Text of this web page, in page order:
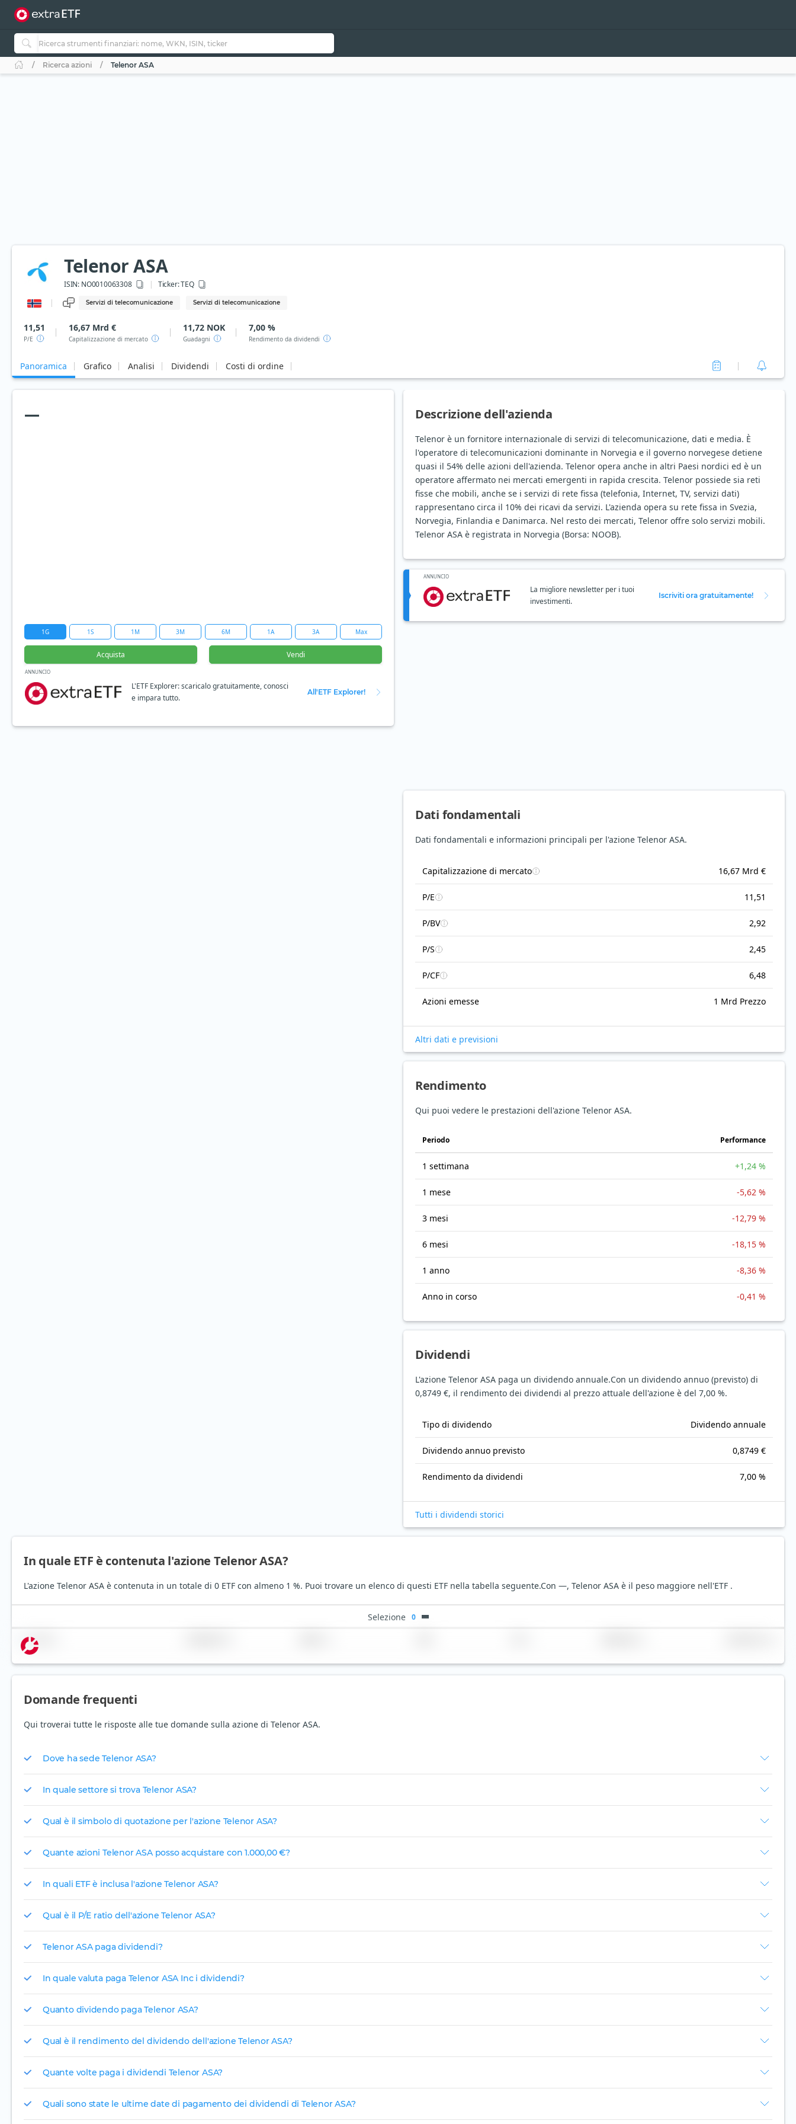
Ricerca azioni Telenor ASA
Telenor ASA
ISIN: NO0010063308 Ticker:TEQ
Servizi di telecomunicazione Servizi di telecomunicazione
11,51
P/E
16,67 Mrd €
Capitalizzazione di mercato
11,72 NOK
Guadagni
7,00 %
Rendimento da dividendi
Panoramica Grafico Analisi Dividendi Costi di ordine
—
1G 1S 1M 3M 6M 1A 3A Max
Acquista Vendi
ANNUNCIO
L'ETF Explorer: scaricalo gratuitamente, conosci
e impara tutto.
All'ETF Explorer!
Descrizione dell'azienda
Telenor è un fornitore internazionale di servizi di telecomunicazione, dati e media. È
l'operatore di telecomunicazioni dominante in Norvegia e il governo norvegese detiene
quasi il 54% delle azioni dell'azienda. Telenor opera anche in altri Paesi nordici ed è un
operatore affermato nei mercati emergenti in rapida crescita. Telenor possiede sia reti
fisse che mobili, anche se i servizi di rete fissa (telefonia, Internet, TV, servizi dati)
rappresentano circa il 10% dei ricavi da servizi. L'azienda opera su rete fissa in Svezia,
Norvegia, Finlandia e Danimarca. Nel resto dei mercati, Telenor offre solo servizi mobili.
Telenor ASA è registrata in Norvegia (Borsa: NOOB).
ANNUNCIO
La migliore newsletter per i tuoi
investimenti.
Iscriviti ora gratuitamente!
Dati fondamentali
Dati fondamentali e informazioni principali per l'azione Telenor ASA.
Capitalizzazione di mercato 16,67 Mrd €
P/E 11,51
P/BV 2,92
P/S 2,45
P/CF 6,48
Azioni emesse 1 Mrd Prezzo
Altri dati e previsioni
Rendimento
Qui puoi vedere le prestazioni dell'azione Telenor ASA.
Periodo Performance
1 settimana +1,24 %
1 mese -5,62 %
3 mesi -12,79 %
6 mesi -18,15 %
1 anno -8,36 %
Anno in corso -0,41 %
Dividendi
L'azione Telenor ASA paga un dividendo annuale.Con un dividendo annuo (previsto) di
0,8749 €, il rendimento dei dividendi al prezzo attuale dell'azione è del 7,00 %.
Tipo di dividendo Dividendo annuale
Dividendo annuo previsto 0,8749 €
Rendimento da dividendi 7,00 %
Tutti i dividendi storici
In quale ETF è contenuta l'azione Telenor ASA?
L'azione Telenor ASA è contenuta in un totale di 0 ETF con almeno 1 %. Puoi trovare un elenco di questi ETF nella tabella seguente.Con —, Telenor ASA è il peso maggiore nell'ETF .
Selezione 0
Nome
Domande frequenti
Qui troverai tutte le risposte alle tue domande sulla azione di Telenor ASA.
Dove ha sede Telenor ASA?
In quale settore si trova Telenor ASA?
Qual è il simbolo di quotazione per l'azione Telenor ASA?
Quante azioni Telenor ASA posso acquistare con 1.000,00 €?
In quali ETF è inclusa l'azione Telenor ASA?
Qual è il P/E ratio dell'azione Telenor ASA?
Telenor ASA paga dividendi?
In quale valuta paga Telenor ASA Inc i dividendi?
Quanto dividendo paga Telenor ASA?
Qual è il rendimento del dividendo dell'azione Telenor ASA?
Quante volte paga i dividendi Telenor ASA?
Quali sono state le ultime date di pagamento dei dividendi di Telenor ASA?